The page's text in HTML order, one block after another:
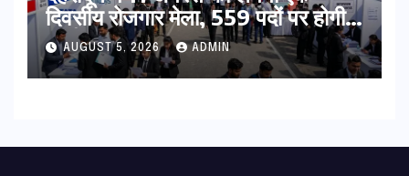
दिवसीय रोजगार मेला, 559 पदों पर होगी
भर्तीAUGUST 5, 2026 ADMIN